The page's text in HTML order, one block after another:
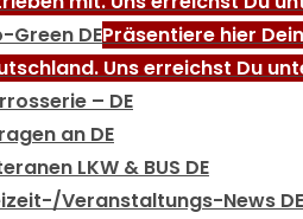
Green DEPräsentiere hier
Uns erreichst Du
– DE
an DE
LKW & BUS DE
Veranstaltungs-News DE